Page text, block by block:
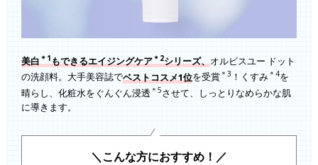
美白 ＊1もできるエイジングケア ＊2シリーズ、オルビスユー ドット
の洗顔料。大手美容誌でベストコスメ1位を受賞 ＊3 ！くすみ ＊4を
晴らし、化粧水をぐんぐん浸透 ＊5させて、しっとりなめらかな肌
に導きます。
＼こんな方におすすめ！／